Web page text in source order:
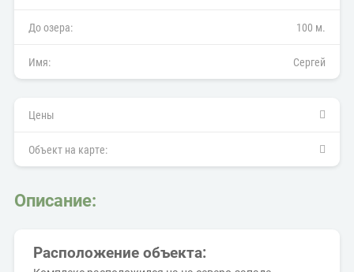
До озера: 100 м.
Имя: Сергей
Цены
Объект на карте:
Описание:
Расположение объекта: